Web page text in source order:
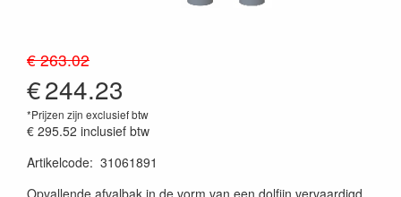
€ 263.02
€244.23
*Prijzen zijn exclusief btw
€ 295.52 inclusief btw
Artikelcode: 31061891